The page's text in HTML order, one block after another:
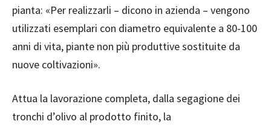
pianta: «Per realizzarli – dicono in azienda – vengono
utilizzati esemplari con diametro equivalente a 80-100
anni di vita, piante non più produttive sostituite da
nuove coltivazioni».
Attua la lavorazione completa, dalla segagione dei
tronchi d’olivo al prodotto finito, la